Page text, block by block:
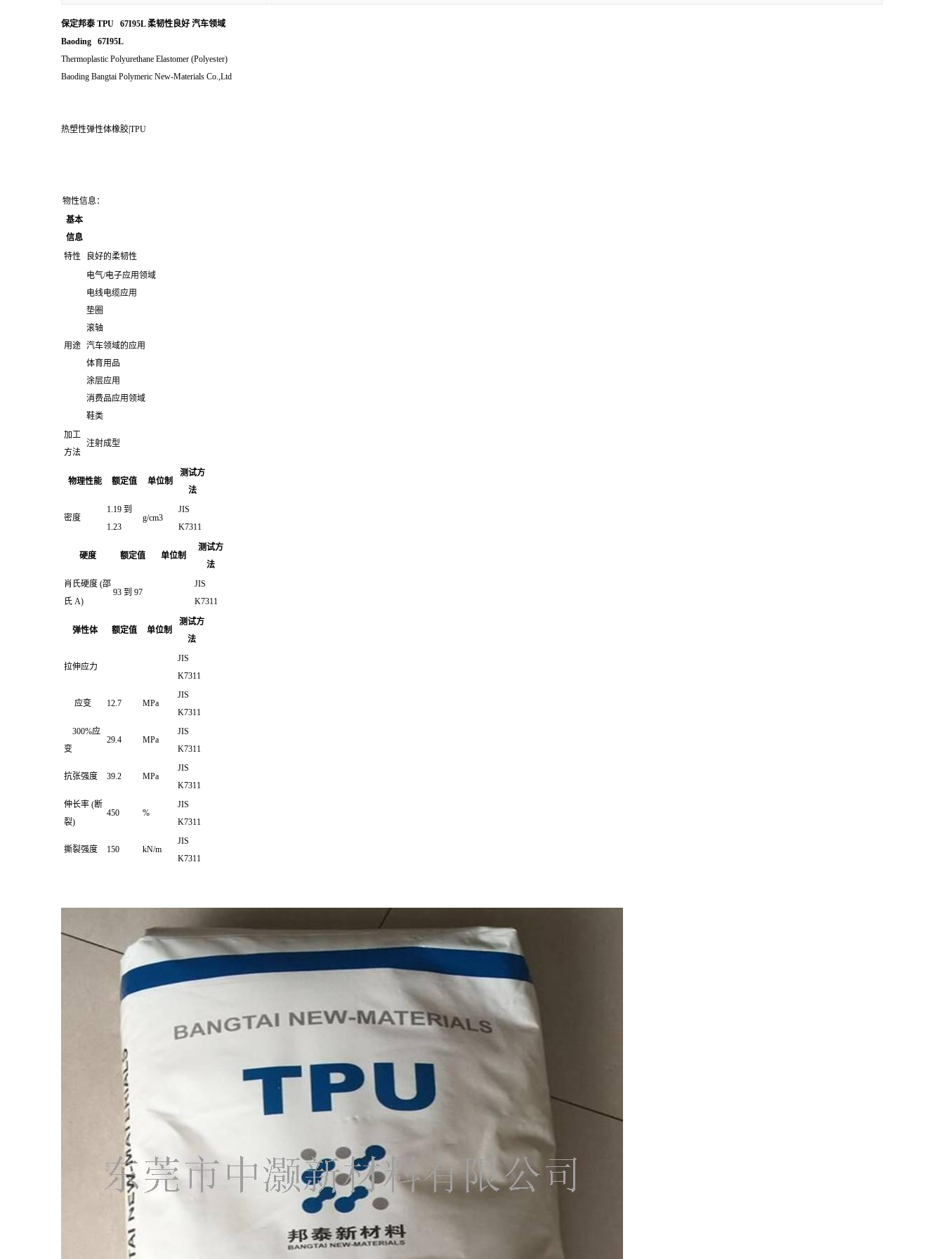
保定邦泰 TPU 67I95L 柔韧性良好 汽车领域
Baoding 67I95L
Thermoplastic Polyurethane Elastomer (Polyester)
Baoding Bangtai Polymeric New-Materials Co.,Ltd
热塑性弹性体橡胶|TPU
物性信息：
基本
信息
特性
良好的柔韧性
用途
电气/电子应用领域
电线电缆应用
垫圈
滚轴
汽车领域的应用
体育用品
涂层应用
消费品应用领域
鞋类
加工
方法
注射成型
物理性能 额定值 单位制
测试方
法
密度
1.19 到
1.23
g/cm3
JIS
K7311
硬度 额定值 单位制
测试方
法
肖氏硬度 (邵
氏 A)
93 到 97
JIS
K7311
弹性体 额定值 单位制
测试方
法
拉伸应力
JIS
K7311
应变 12.7 MPa
JIS
K7311
300%应
变
29.4 MPa
JIS
K7311
抗张强度 39.2 MPa
JIS
K7311
伸长率 (断
裂)
450 %
JIS
K7311
撕裂强度 150 kN/m
JIS
K7311